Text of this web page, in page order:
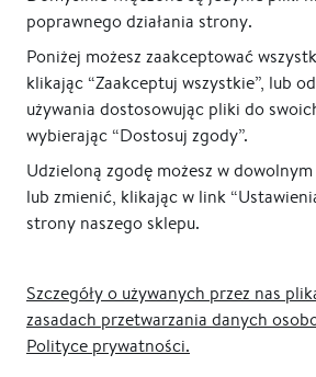
poprawnego działania strony.
Poniżej możesz zaakceptować
klikając “Zaakceptuj wszystkie”, lub
używania dostosowując pliki do
wybierając “Dostosuj zgody”.
Udzieloną zgodę możesz w
lub zmienić, klikając w link
strony naszego sklepu.
Szczegóły o używanych przez nas
zasadach przetwarzania danych
Polityce prywatności.